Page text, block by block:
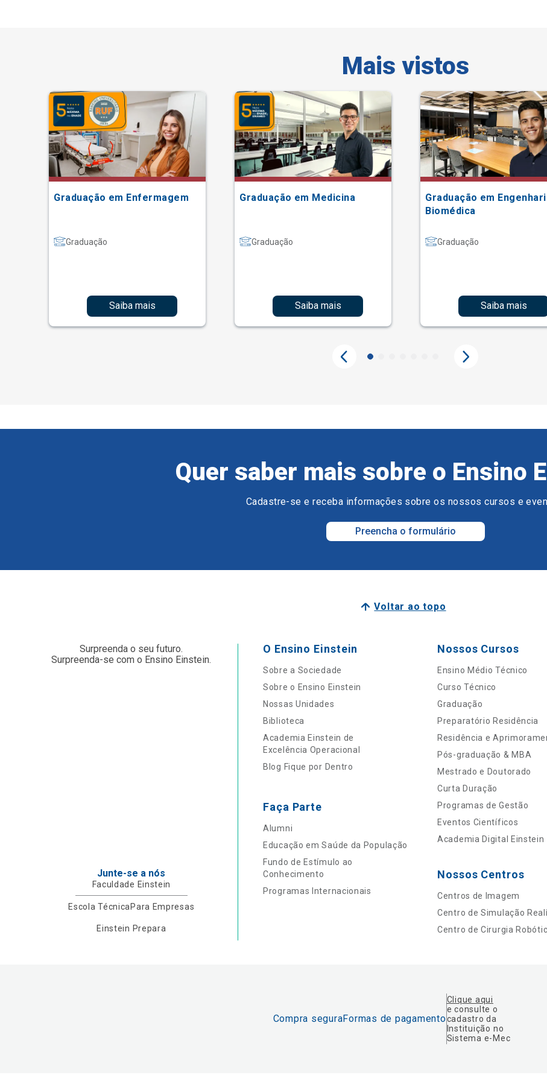
Mais vistos
Graduação em Enfermagem
Graduação
Saiba mais
Graduação em Medicina
Graduação
Saiba mais
Graduação em
Biomédica
Graduação
Saiba mais
Quer saber mais sobre o Ensino
Cadastre-se e receba informações sobre os nossos cursos e
Preencha o formulário
Voltar ao topo
Surpreenda o seu futuro.
Surpreenda-se com o Ensino Einstein.
Junte-se a nós
Faculdade Einstein
Escola Técnica Para Empresas
Einstein Prepara
O Ensino Einstein
Sobre a Sociedade
Sobre o Ensino Einstein
Nossas Unidades
Biblioteca
Academia Einstein de
Excelência Operacional
Blog Fique por Dentro
Faça Parte
Alumni
Educação em Saúde da População
Fundo de Estímulo ao
Conhecimento
Programas Internacionais
Nossos Cursos
Ensino Médio Técnico
Curso Técnico
Graduação
Preparatório Residência
Residência e
Pós-graduação & MBA
Mestrado e Doutorado
Curta Duração
Programas de Gestão
Eventos Científicos
Academia Digital Einstein
Nossos Centros
Centros de Imagem
Centro de Simulação
Centro de Cirurgia
Compra seguraFormas de pagamento
Clique aqui
e consulte o
cadastro da
Instituição no
Sistema e-Mec